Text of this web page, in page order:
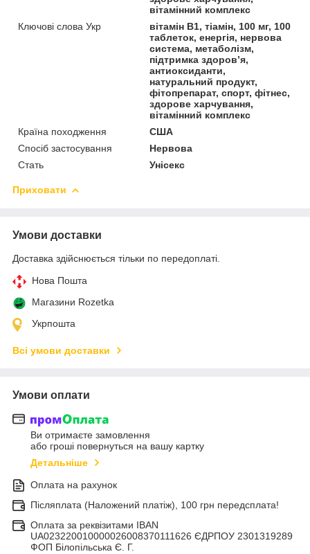
вітамінний комплекс
Ключові слова Укр
вітамін B1, тіамін, 100 мг, 100
таблеток, енергія, нервова
система, метаболізм,
підтримка здоров’я,
антиоксиданти,
натуральний продукт,
фітопрепарат, спорт, фітнес,
здорове харчування,
вітамінний комплекс
Країна походження
США
Спосіб застосування
Нервова
Стать
Унісекс
Приховати
Умови доставки
Доставка здійснюється тільки по передоплаті.
Нова Пошта
Магазини Rozetka
Укрпошта
Всі умови доставки
Умови оплати
Ви отримаєте замовлення
або гроші повернуться на вашу картку
Детальніше
Оплата на рахунок
Післяплата (Наложений платіж), 100 грн передсплата!
Оплата за реквізитами IBAN
UA023220010000026008370111626 ЄДРПОУ 2301319289
ФОП Білопільська Є. Г.